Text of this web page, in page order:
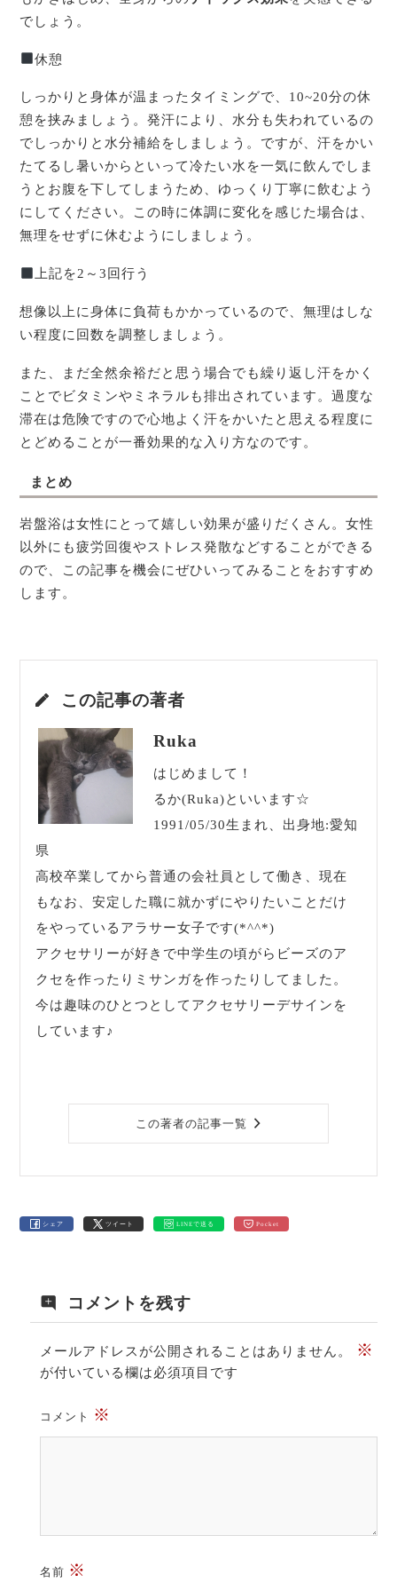
でしょう。
休憩
しっかりと身体が温まったタイミングで、10~20分の休
憩を挟みましょう。発汗により、水分も失われているの
でしっかりと水分補給をしましょう。ですが、汗をかい
たてるし暑いからといって冷たい水を一気に飲んでしま
うとお腹を下してしまうため、ゆっくり丁寧に飲むよう
にしてください。この時に体調に変化を感じた場合は、
無理をせずに休むようにしましょう。
上記を2～3回行う
想像以上に身体に負荷もかかっているので、無理はしな
い程度に回数を調整しましょう。
また、まだ全然余裕だと思う場合でも繰り返し汗をかく
ことでビタミンやミネラルも排出されています。過度な
滞在は危険ですので心地よく汗をかいたと思える程度に
とどめることが一番効果的な入り方なのです。
まとめ
岩盤浴は女性にとって嬉しい効果が盛りだくさん。女性
以外にも疲労回復やストレス発散などすることができる
ので、この記事を機会にぜひいってみることをおすすめ
します。
この記事の著者
Ruka
はじめまして！
るか(Ruka)といいます☆
1991/05/30生まれ、出身地:愛知
県
高校卒業してから普通の会社員として働き、現在
もなお、安定した職に就かずにやりたいことだけ
をやっているアラサー女子です(*^^*)
アクセサリーが好きで中学生の頃がらビーズのア
クセを作ったりミサンガを作ったりしてました。
今は趣味のひとつとしてアクセサリーデサインを
しています♪
この著者の記事一覧
シェア ツイート LINEで送る Pocket
コメントを残す
メールアドレスが公開されることはありません。 ※
が付いている欄は必須項目です
コメント ※
名前 ※